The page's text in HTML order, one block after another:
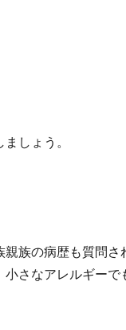
しょう。
族の病歴も質問
さなアレルギーで